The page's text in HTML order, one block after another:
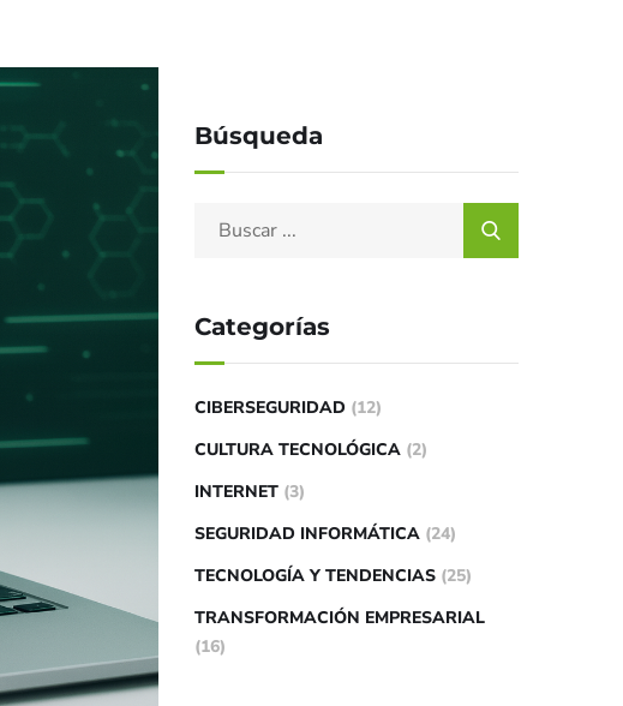
Búsqueda
Categorías
CIBERSEGURIDAD (12)
CULTURA TECNOLÓGICA (2)
INTERNET (3)
SEGURIDAD INFORMÁTICA (24)
TECNOLOGÍA Y TENDENCIAS (25)
TRANSFORMACIÓN EMPRESARIAL
(16)